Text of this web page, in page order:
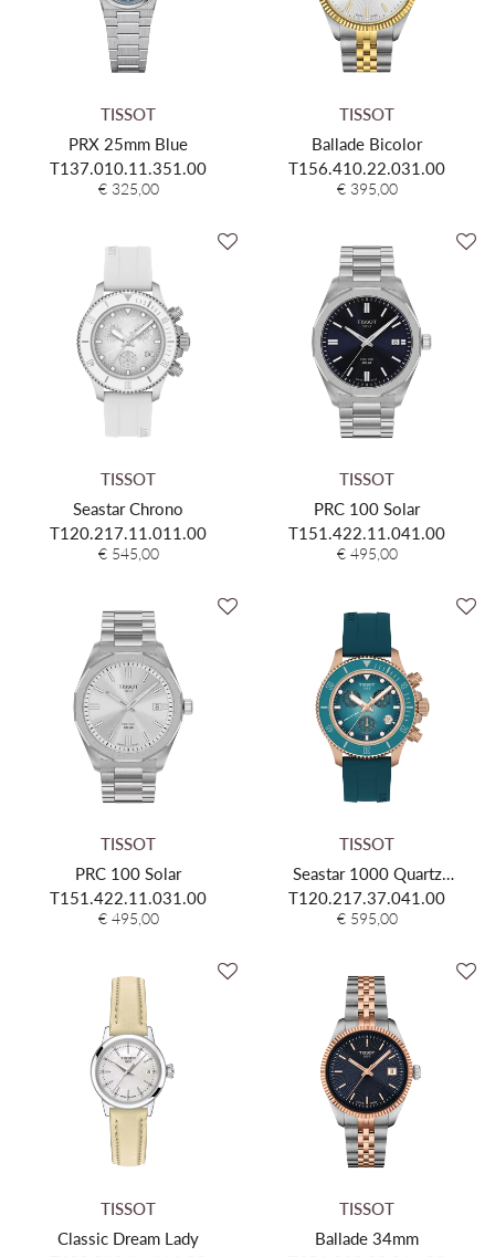
TISSOT
PRX 25mm Blue
T137.010.11.351.00
€ 325,00
TISSOT
Ballade Bicolor
T156.410.22.031.00
€ 395,00
TISSOT
Seastar Chrono
T120.217.11.011.00
€ 545,00
TISSOT
PRC 100 Solar
T151.422.11.041.00
€ 495,00
TISSOT
PRC 100 Solar
T151.422.11.031.00
€ 495,00
TISSOT
Seastar 1000 Quartz
Chronograph 38mm
T120.217.37.041.00
€ 595,00
TISSOT
Classic Dream Lady
TISSOT
Ballade 34mm